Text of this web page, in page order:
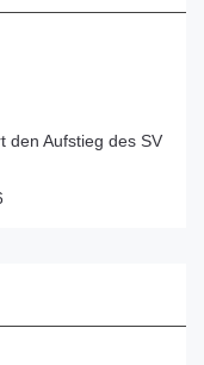
den Aufstieg des SV